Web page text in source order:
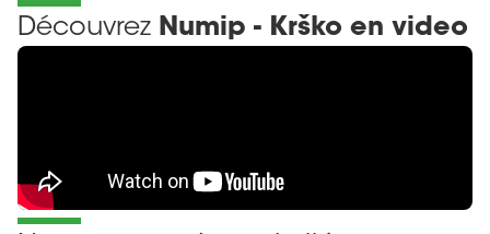
Découvrez Numip - Krško en video